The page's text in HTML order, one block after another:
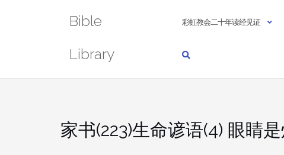
Bible
Library
彩虹教会二十年读经见证
家书(223)生命谚语(4) 眼睛